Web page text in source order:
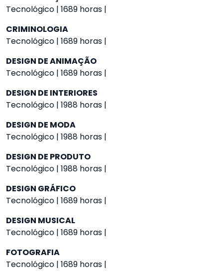
Tecnológico | 1689 horas |
CRIMINOLOGIA
Tecnológico | 1689 horas |
DESIGN DE ANIMAÇÃO
Tecnológico | 1689 horas |
DESIGN DE INTERIORES
Tecnológico | 1988 horas |
DESIGN DE MODA
Tecnológico | 1988 horas |
DESIGN DE PRODUTO
Tecnológico | 1988 horas |
DESIGN GRÁFICO
Tecnológico | 1689 horas |
DESIGN MUSICAL
Tecnológico | 1689 horas |
FOTOGRAFIA
Tecnológico | 1689 horas |